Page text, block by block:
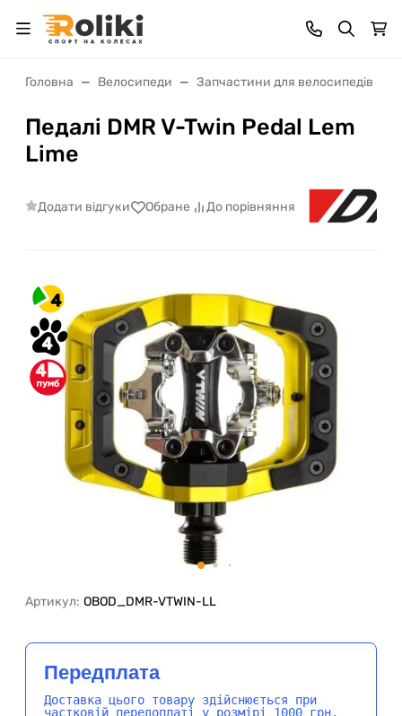
Головна Велосипеди Запчастини для велосипедів
Педалі DMR V-Twin Pedal Lem
Lime
Додати відгуки Обране До порівняння
4
4
4
Артикул: OBOD_DMR-VTWIN-LL
Передплата
Доставка цього товару здійснюється при
частковій передоплаті у розмірі 1000 грн.